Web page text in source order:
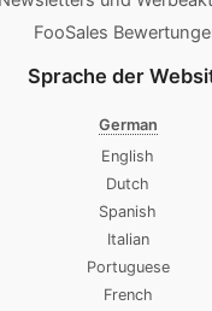
FooSales
Sprache der
German
English
Dutch
Spanish
Italian
Portuguese
French